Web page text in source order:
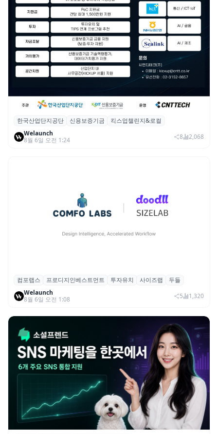
산단공·신보, 2026 ‘킥스업 챌린지&로컬’ 참
여 스타트업 모집
한국산업단지공단 신용보증기금
킥스업챌린지&로컬
Welaunch
8월 6일 오전 1:24
8 2,068
컴포랩스, 프로디지인베스트먼트로부터 시
드 투자 유치
컴포랩스 프로디지인베스트먼트 투자유치 사이즈랩
두들
Welaunch
8월 6일 오전 1:08
5 1,320